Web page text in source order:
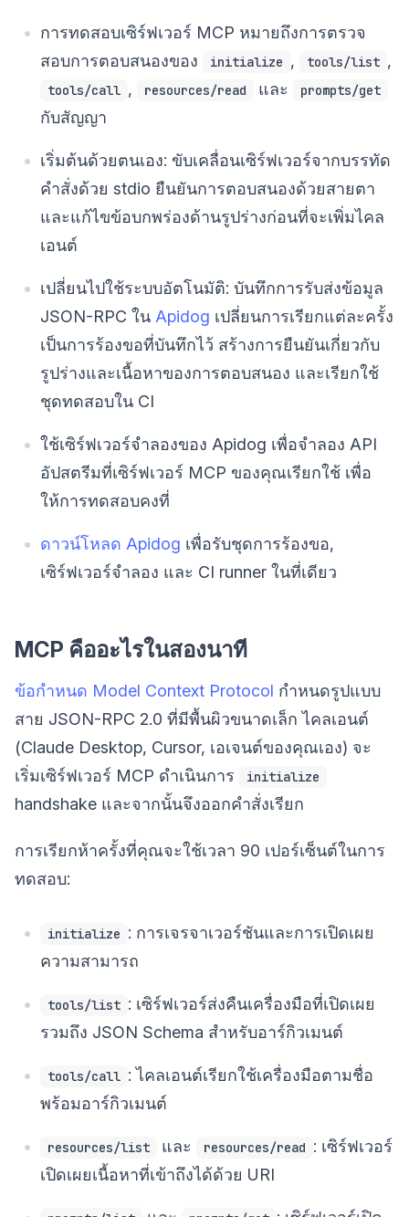
การทดสอบเซิร์ฟเวอร์ MCP หมายถึงการตรวจ
สอบการตอบสนองของ
initialize , tools/list ,
tools/call , resources/read และ prompts/get
กับสัญญา
เริ่มต้นด้วยตนเอง: ขับเคลื่อนเซิร์ฟเวอร์จากบรรทัด
คำสั่งด้วย stdio ยืนยันการตอบสนองด้วยสายตา
และแก้ไขข้อบกพร่องด้านรูปร่างก่อนที่จะเพิ่มไคล
เอนต์
เปลี่ยนไปใช้ระบบอัตโนมัติ: บันทึกการรับส่งข้อมูล
JSON-RPC ใน Apidog เปลี่ยนการเรียกแต่ละครั้ง
เป็นการร้องขอที่บันทึกไว้ สร้างการยืนยันเกี่ยวกับ
รูปร่างและเนื้อหาของการตอบสนอง และเรียกใช้
ชุดทดสอบใน CI
ใช้เซิร์ฟเวอร์จำลองของ Apidog เพื่อจำลอง API
อัปสตรีมที่เซิร์ฟเวอร์ MCP ของคุณเรียกใช้ เพื่อ
ให้การทดสอบคงที่
ดาวน์โหลด Apidog เพื่อรับชุดการร้องขอ,
เซิร์ฟเวอร์จำลอง และ CI runner ในที่เดียว
MCP คืออะไรในสองนาที
ข้อกำหนด Model Context Protocol กำหนดรูปแบบ
สาย JSON-RPC 2.0 ที่มีพื้นผิวขนาดเล็ก ไคลเอนต์
(Claude Desktop, Cursor, เอเจนต์ของคุณเอง) จะ
เริ่มเซิร์ฟเวอร์ MCP ดำเนินการ
initialize
handshake และจากนั้นจึงออกคำสั่งเรียก
การเรียกห้าครั้งที่คุณจะใช้เวลา 90 เปอร์เซ็นต์ในการ
ทดสอบ:
initialize : การเจรจาเวอร์ชันและการเปิดเผย
ความสามารถ
tools/list : เซิร์ฟเวอร์ส่งคืนเครื่องมือที่เปิดเผย
รวมถึง JSON Schema สำหรับอาร์กิวเมนต์
tools/call : ไคลเอนต์เรียกใช้เครื่องมือตามชื่อ
พร้อมอาร์กิวเมนต์
resources/list และ resources/read : เซิร์ฟเวอร์
เปิดเผยเนื้อหาที่เข้าถึงได้ด้วย URI